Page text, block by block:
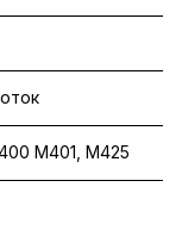
M401, M425